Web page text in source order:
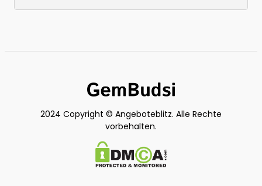
2024 Copyright © Angeboteblitz. Alle Rechte
vorbehalten.